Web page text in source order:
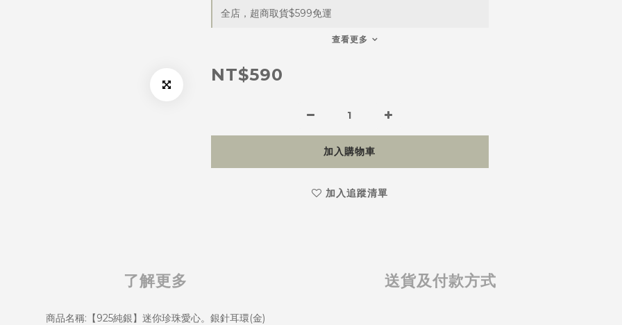
全店，超商取貨$599免運
查看更多
NT$590
加入購物車
加入追蹤清單
了解更多 送貨及付款方式
商品名稱:【925純銀】迷你珍珠愛心。銀針耳環(金)